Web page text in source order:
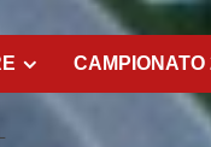
CAMPIONATO